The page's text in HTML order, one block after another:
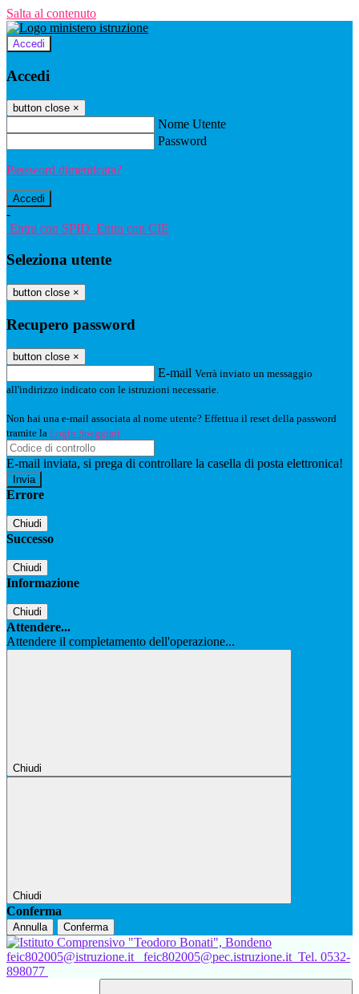
Salta al contenuto
Accedi
Accedi
button close ×
Nome Utente
Password
Password dimenticata?
-
Entra con SPID Entra con CIE
Seleziona utente
button close ×
Recupero password
button close ×
E-mail Verrà inviato un messaggio
all'indirizzo indicato con le istruzioni necessarie.
Non hai una e-mail associata al nome utente? Effettua il reset della password
tramite la Login Spaggiari
E-mail inviata, si prega di controllare la casella di posta elettronica!
Errore
Chiudi
Successo
Chiudi
Informazione
Chiudi
Attendere...
Attendere il completamento dell'operazione...
Chiudi
Chiudi
Conferma
Annulla Conferma
feic802005@istruzione.it feic802005@pec.istruzione.it Tel. 0532-
898077